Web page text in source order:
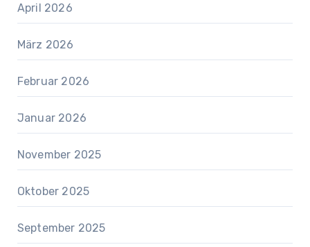
April 2026
März 2026
Februar 2026
Januar 2026
November 2025
Oktober 2025
September 2025